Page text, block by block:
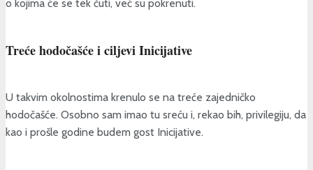
o kojima će se tek čuti, već su pokrenuti.
Treće hodočašće i ciljevi Inicijative
U takvim okolnostima krenulo se na treće zajedničko
hodočašće. Osobno sam imao tu sreću i, rekao bih, privilegiju, da
kao i prošle godine budem gost Inicijative.